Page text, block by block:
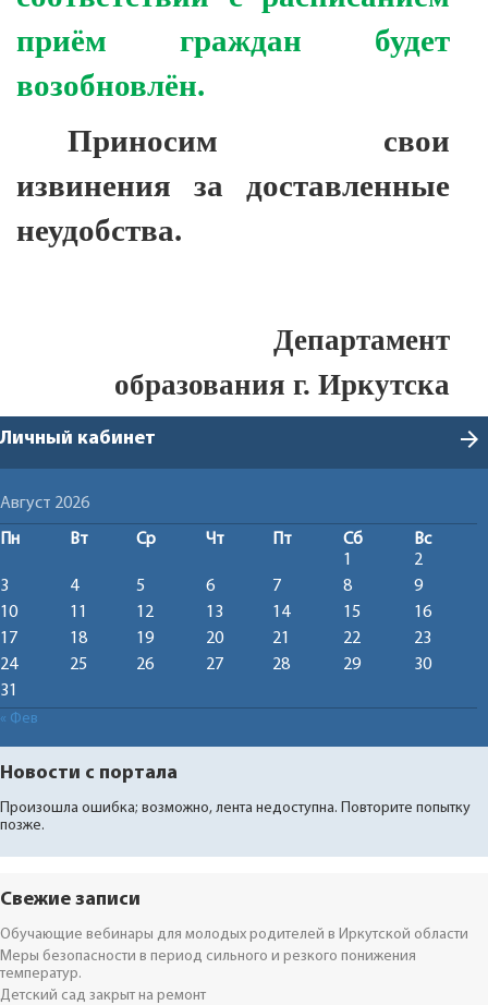
приём граждан будет
возобновлён.
Приносим свои
извинения за доставленные
неудобства.
Департамент
образования г. Иркутска
Личный кабинет arrow_forward
Август 2026
Пн Вт Ср Чт Пт Сб
Вс
1
2
3
4 5 6 7 8
9
10
11 12 13 14 15
16
17
18 19 20 21 22
23
24
25 26 27 28 29
30
31
« Фев
Новости с портала
Произошла ошибка; возможно, лента недоступна. Повторите попытку
позже.
Свежие записи
Обучающие вебинары для молодых родителей в Иркутской области
Меры безопасности в период сильного и резкого понижения
температур.
Детский сад закрыт на ремонт